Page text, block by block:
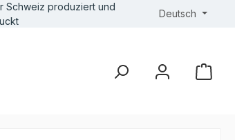
Schweiz produziert und
Deutsch